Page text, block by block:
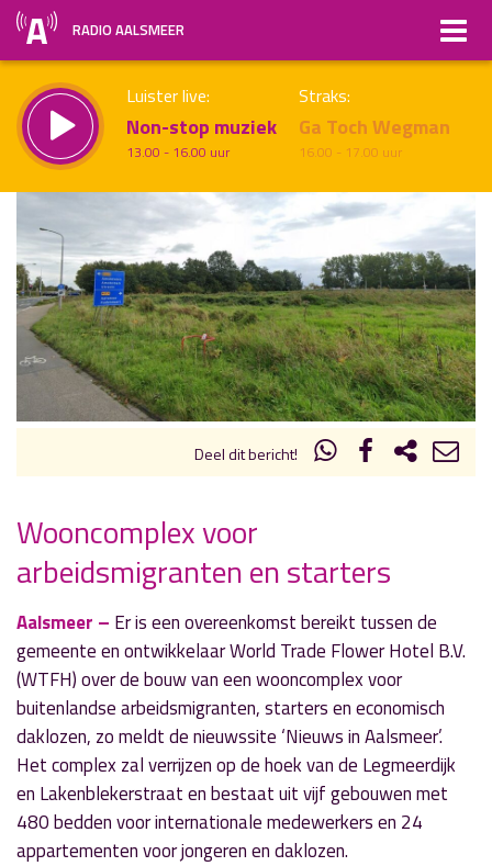
RADIO AALSMEER
Luister live:
Non-stop muziek
13.00 - 16.00 uur
Straks:
Ga Toch Wegman
16.00 - 17.00 uur
Vorig uur uur 1 van x Volgend uur
Inklappen
Deel dit bericht!
« Vorig nieuwsbericht
Straatnamen van Farregatters voor
Oosteindedriehoek
20 september 2024
» Volgend nieuwsbericht
Sportuitslagen za. 21 en zo. 22 september
21 september 2024
Wooncomplex voor
arbeidsmigranten en starters
Aalsmeer – Er is een overeenkomst bereikt tussen de
gemeente en ontwikkelaar World Trade Flower Hotel B.V.
(WTFH) over de bouw van een wooncomplex voor
buitenlandse arbeidsmigranten, starters en economisch
daklozen, zo meldt de nieuwssite ‘Nieuws in Aalsmeer’.
Het complex zal verrijzen op de hoek van de Legmeerdijk
en Lakenblekerstraat en bestaat uit vijf gebouwen met
480 bedden voor internationale medewerkers en 24
appartementen voor jongeren en daklozen.